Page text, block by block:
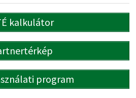
kalkulátor
program